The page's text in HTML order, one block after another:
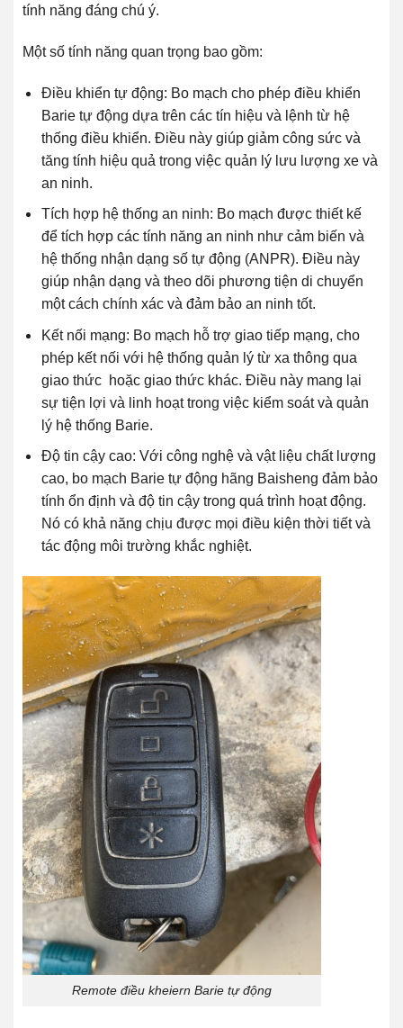
tính năng đáng chú ý.
Một số tính năng quan trọng bao gồm:
Điều khiển tự động: Bo mạch cho phép điều khiển
Barie tự động dựa trên các tín hiệu và lệnh từ hệ
thống điều khiển. Điều này giúp giảm công sức và
tăng tính hiệu quả trong việc quản lý lưu lượng xe và
an ninh.
Tích hợp hệ thống an ninh: Bo mạch được thiết kế
để tích hợp các tính năng an ninh như cảm biến và
hệ thống nhận dạng số tự động (ANPR). Điều này
giúp nhận dạng và theo dõi phương tiện di chuyển
một cách chính xác và đảm bảo an ninh tốt.
Kết nối mạng: Bo mạch hỗ trợ giao tiếp mạng, cho
phép kết nối với hệ thống quản lý từ xa thông qua
giao thức hoặc giao thức khác. Điều này mang lại
sự tiện lợi và linh hoạt trong việc kiểm soát và quản
lý hệ thống Barie.
Độ tin cậy cao: Với công nghệ và vật liệu chất lượng
cao, bo mạch Barie tự động hãng Baisheng đảm bảo
tính ổn định và độ tin cậy trong quá trình hoạt động.
Nó có khả năng chịu được mọi điều kiện thời tiết và
tác động môi trường khắc nghiệt.
Remote điều kheiern Barie tự động